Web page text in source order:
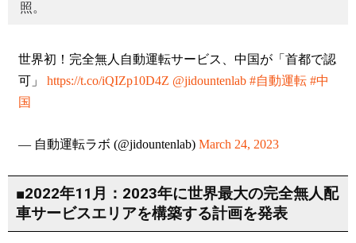
照。
世界初！完全無人自動運転サービス、中国が「首都で認
可」 https://t.co/iQIZp10D4Z @jidountenlab #自動運転 #中
国
— 自動運転ラボ (@jidountenlab) March 24, 2023
■2022年11月：2023年に世界最大の完全無人配
車サービスエリアを構築する計画を発表